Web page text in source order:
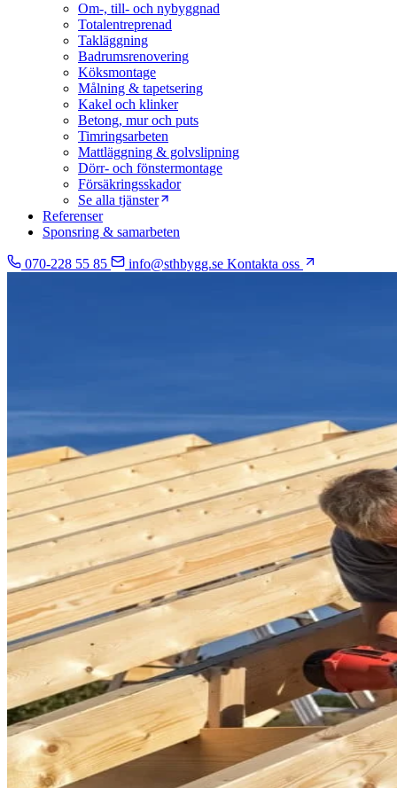
Om-, till- och nybyggnad
Totalentreprenad
Takläggning
Badrumsrenovering
Köksmontage
Målning & tapetsering
Kakel och klinker
Betong, mur och puts
Timringsarbeten
Mattläggning & golvslipning
Dörr- och fönstermontage
Försäkringsskador
Se alla tjänster
Referenser
Sponsring & samarbeten
070-228 55 85 info@sthbygg.se Kontakta oss